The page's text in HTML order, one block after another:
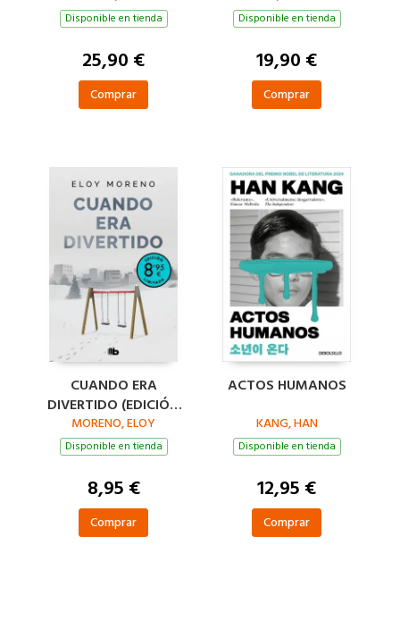
HUMANOS
Disponible en tienda
25,90 €
Comprar
Disponible en tienda
19,90 €
Comprar
CUANDO ERA
DIVERTIDO (EDICIÓN
LIMITADA · VERANO)
MORENO, ELOY
Disponible en tienda
8,95 €
Comprar
ACTOS HUMANOS
KANG, HAN
Disponible en tienda
12,95 €
Comprar